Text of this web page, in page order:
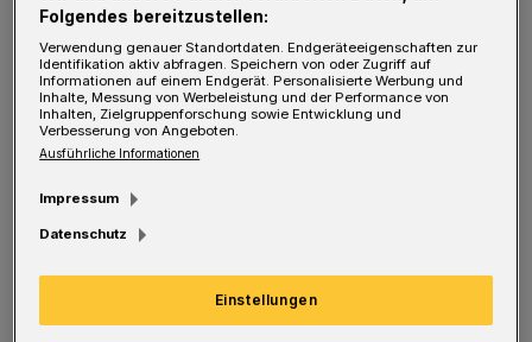
D iesmal: Gleich zwei Feuerwerke werden
auf der Wuppertaler Mega-Kirmes
abgefeuert, die vom 12. bis zum 21. Juni rund
um das Stadion am Zoo stattfindet. Das erste
fand am Eröffnungstag statt, das zweite steigt
der vorausgesagten Wetterbesserung mit
Folgendes bereitzustellen:
Verwendung genauer Standortdaten. Endgeräteeigenschaften zur
Identifikation aktiv abfragen. Speichern von oder Zugriff auf
Informationen auf einem Endgerät. Personalisierte Werbung und
Inhalte, Messung von Werbeleistung und der Performance von
Inhalten, Zielgruppenforschung sowie Entwicklung und
Verbesserung von Angeboten.
Ausführliche Informationen
Impressum
Datenschutz
Einstellungen